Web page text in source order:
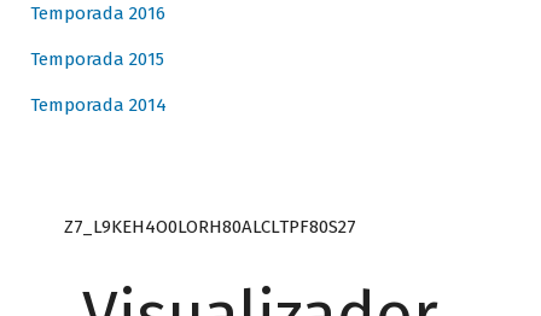
Temporada 2016
Temporada 2015
Temporada 2014
Z7_L9KEH4O0LORH80ALCLTPF80S27